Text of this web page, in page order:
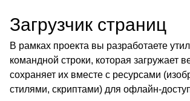
Загрузчик страниц
В рамках проекта вы разработаете
командной строки, которая загружает
сохраняет их вместе с ресурсами
стилями, скриптами) для офлайн-